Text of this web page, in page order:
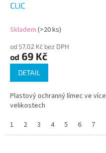
CLIC
Skladem (>20 ks)
od 57,02 Kč bez DPH
od 69 Kč
DETAIL
Plastový ochranný límec ve více
velikostech
1
2 3 4 5 6 7